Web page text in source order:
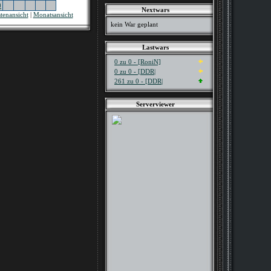
| Monatsansicht
Nextwars
kein War geplant
Lastwars
0 zu 0 - [RoniN]
0 zu 0 - [DDR|
261 zu 0 - [DDR|
Serverviewer